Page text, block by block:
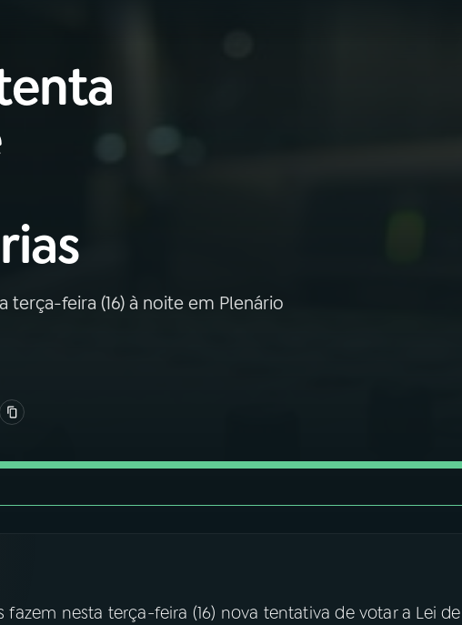
terça-feira (16) à noite em Plenário
fazem nesta terça-feira (16) nova tentativa de votar a Lei de